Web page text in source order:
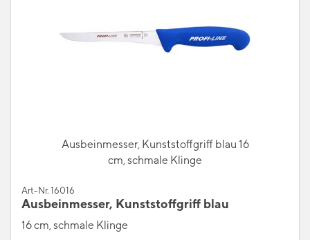
Ausbeinmesser, Kunststoffgriff blau 16
cm, schmale Klinge
Art-Nr. 16016
Ausbeinmesser, Kunststoffgriff blau
16 cm, schmale Klinge